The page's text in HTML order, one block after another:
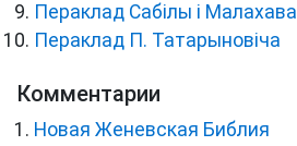
Пераклад Сабілы і Малахава
Пераклад П. Татарыновіча
Комментарии
Новая Женевская Библия